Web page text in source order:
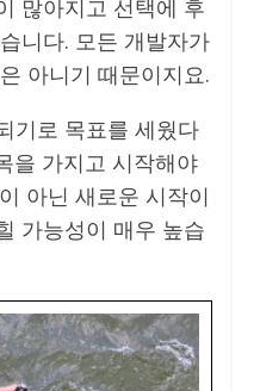
많아지고 선택에 후
니다. 모든 개발자가
아니기 때문이지요.
기로 목표를 세웠다
을 가지고 시작해야
아닌 새로운 시작이
가능성이 매우 높습